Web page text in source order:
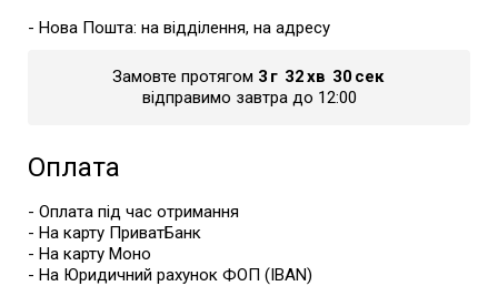
- Нова Пошта: на відділення, на адресу
Замовте протягом 3 г 32хв 30сек
відправимо завтра до 12:00
Оплата
- Оплата під час отримання
- На карту ПриватБанк
- На карту Моно
- На Юридичний рахунок ФОП (IBAN)